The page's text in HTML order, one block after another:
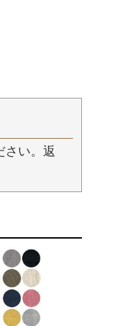
さい。返